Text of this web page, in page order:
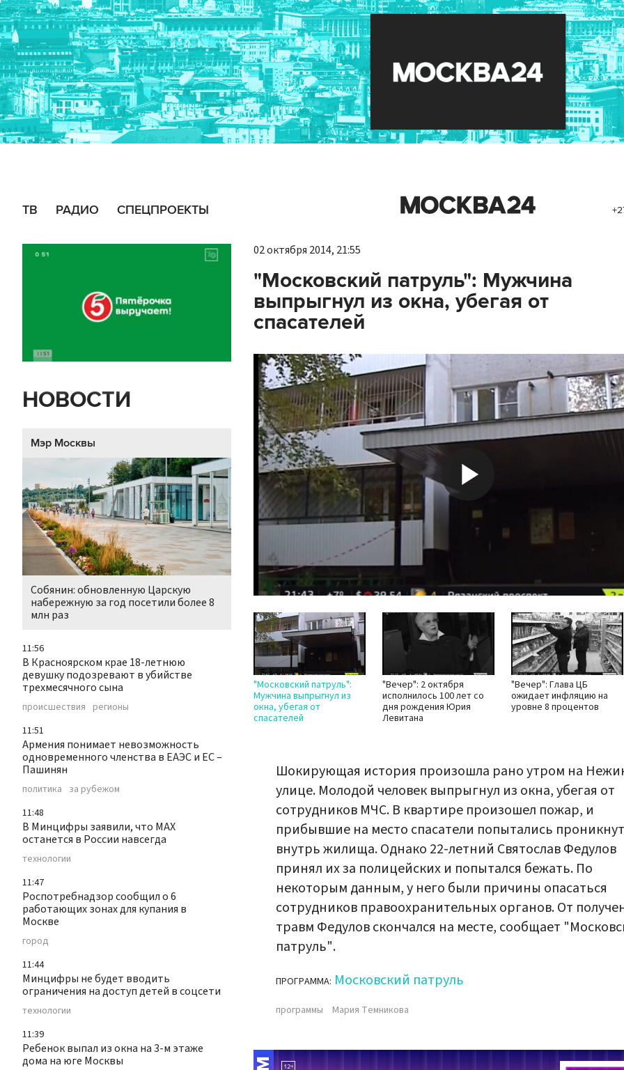
ТВ РАДИО СПЕЦПРОЕКТЫ
НОВОСТИ
Мэр Москвы
Собянин: обновленную Царскую
набережную за год посетили более 8
млн раз
11:56
В Красноярском крае 18-летнюю
девушку подозревают в убийстве
трехмесячного сына
происшествия регионы
11:51
Армения понимает невозможность
одновременного членства в ЕАЭС и ЕС –
Пашинян
политика за рубежом
11:48
В Минцифры заявили, что МАХ
останется в России навсегда
технологии
11:47
Роспотребнадзор сообщил о 6
работающих зонах для купания в
Москве
город
11:44
Минцифры не будет вводить
ограничения на доступ детей в соцсети
технологии
11:39
Ребенок выпал из окна на 3-м этаже
дома на юге Москвы
02 октября 2014, 21:55
"Московский патруль": Мужчина
выпрыгнул из окна, убегая от
спасателей
Play
Video
"Московский патруль":
Мужчина выпрыгнул из
окна, убегая от
спасателей
"Вечер": 2 октября
исполнилось 100 лет со
дня рождения Юрия
Левитана
"Вечер": Глава ЦБ
ожидает инфляцию на
уровне 8 процентов
Шокирующая история произошла рано утром на
улице. Молодой человек выпрыгнул из окна, убегая от
сотрудников МЧС. В квартире произошел пожар, и
прибывшие на место спасатели попытались
внутрь жилища. Однако 22-летний Святослав Федулов
принял их за полицейских и попытался бежать. По
некоторым данным, у него были причины опасаться
сотрудников правоохранительных органов. От
травм Федулов скончался на месте, сообщает
патруль".
ПРОГРАММА: Московский патруль
программы Мария Темникова